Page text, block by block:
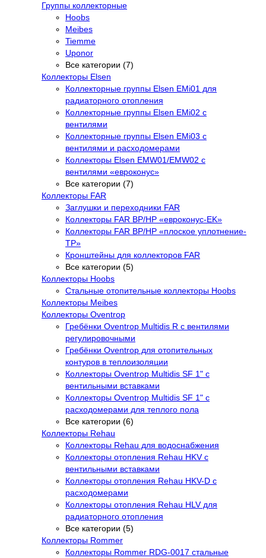
Группы коллекторные
Hoobs
Meibes
Tiemme
Uponor
Все категории (7)
Коллекторы Elsen
Коллекторные группы Elsen EMi01 для
радиаторного отопления
Коллекторные группы Elsen EMi02 с
вентилями
Коллекторные группы Elsen EMi03 с
вентилями и расходомерами
Коллекторы Elsen EMW01/EMW02 с
вентилями «евроконус»
Все категории (7)
Коллекторы FAR
Заглушки и переходники FAR
Коллекторы FAR ВР/НР «евроконус-EK»
Коллекторы FAR ВР/НР «плоское уплотнение-
TP»
Кронштейны для коллекторов FAR
Все категории (5)
Коллекторы Hoobs
Стальные отопительные коллекторы Hoobs
Коллекторы Meibes
Коллекторы Oventrop
Гребёнки Oventrop Multidis R с вентилями
регулировочными
Гребёнки Oventrop для отопительных
контуров в теплоизоляции
Коллекторы Oventrop Multidis SF 1" с
вентильными вставками
Коллекторы Oventrop Multidis SF 1" с
расходомерами для теплого пола
Все категории (6)
Коллекторы Rehau
Коллекторы Rehau для водоснабжения
Коллекторы отопления Rehau HKV с
вентильными вставками
Коллекторы отопления Rehau HKV-D с
расходомерами
Коллекторы отопления Rehau HLV для
радиаторного отопления
Все категории (5)
Коллекторы Rommer
Коллекторы Rommer RDG-0017 стальные